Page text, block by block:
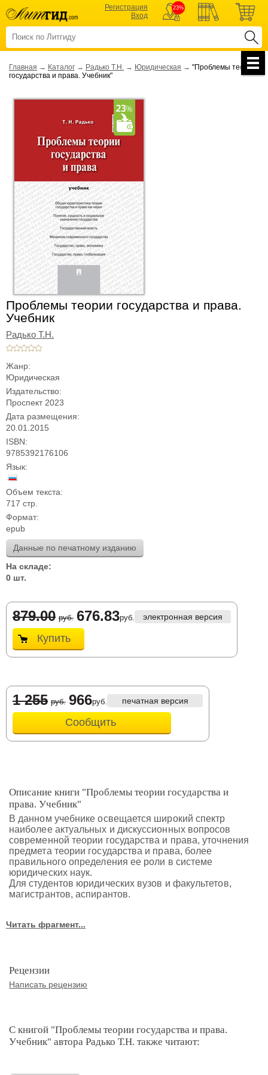
Регистрация
Вход
23%
Главная → Каталог → Радько Т.Н. → Юридическая → "Проблемы теории
государства и права. Учебник"
Проблемы теории государства и права.
Учебник
Радько Т.Н.
Жанр:
Юридическая
Издательство:
Проспект 2023
Дата размещения:
20.01.2015
ISBN:
9785392176106
Язык:
Объем текста:
717 стр.
Формат:
epub
Данные по печатному изданию
На складе:
0 шт.
879.00 руб. 676.83руб. электронная версия
Купить
1 255 руб. 966руб. печатная версия
Сообщить
Описание книги "Проблемы теории государства и
права. Учебник"
В данном учебнике освещается широкий спектр
наиболее актуальных и дискуссионных вопросов
современной теории государства и права, уточнения
предмета теории государства и права, более
правильного определения ее роли в системе
юридических наук.
Для студентов юридических вузов и факультетов,
магистрантов, аспирантов.
Читать фрагмент...
Рецензии
Написать рецензию
С книгой "Проблемы теории государства и права.
Учебник" автора Радько Т.Н. также читают: